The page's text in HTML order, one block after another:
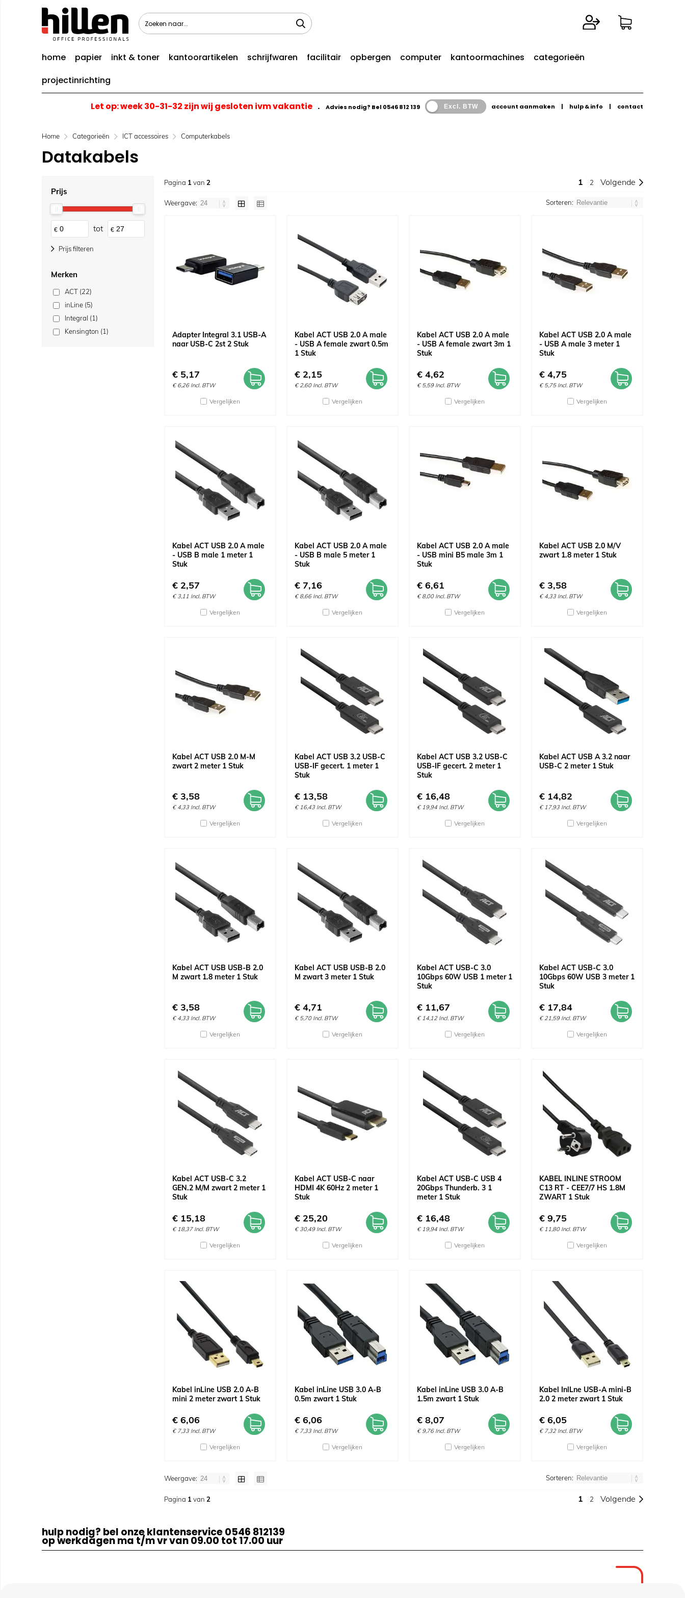
home papier inkt & toner kantoorartikelen schrijfwaren facilitair opbergen computer kantoormachines
categorieën
projectinrichting
Let op: week 30-31-32 zijn wij gesloten ivm vakantie . Advies nodig? Bel 0546 812 139 Excl. BTW account aanmaken | hulp & info | contact
Home Categorieën ICT accessoires Computerkabels
Datakabels
Prijs
€ tot €
Prijs filteren
Merken
ACT (22)
inLine (5)
Integral (1)
Kensington (1)
Pagina 1 van 2 1 2 Volgende
Weergave: Sorteren:
Adapter Integral 3.1 USB-A
naar USB-C 2st 2 Stuk
€ 5,17
€ 6,26 Incl. BTW
Vergelijken
Kabel ACT USB 2.0 A male
- USB A female zwart 0.5m
1 Stuk
€ 2,15
€ 2,60 Incl. BTW
Vergelijken
Kabel ACT USB 2.0 A male
- USB A female zwart 3m 1
Stuk
€ 4,62
€ 5,59 Incl. BTW
Vergelijken
Kabel ACT USB 2.0 A male
- USB A male 3 meter 1
Stuk
€ 4,75
€ 5,75 Incl. BTW
Vergelijken
Kabel ACT USB 2.0 A male
- USB B male 1 meter 1
Stuk
€ 2,57
€ 3,11 Incl. BTW
Vergelijken
Kabel ACT USB 2.0 A male
- USB B male 5 meter 1
Stuk
€ 7,16
€ 8,66 Incl. BTW
Vergelijken
Kabel ACT USB 2.0 A male
- USB mini B5 male 3m 1
Stuk
€ 6,61
€ 8,00 Incl. BTW
Vergelijken
Kabel ACT USB 2.0 M/V
zwart 1.8 meter 1 Stuk
€ 3,58
€ 4,33 Incl. BTW
Vergelijken
Kabel ACT USB 2.0 M-M
zwart 2 meter 1 Stuk
€ 3,58
€ 4,33 Incl. BTW
Vergelijken
Kabel ACT USB 3.2 USB-C
USB-IF gecert. 1 meter 1
Stuk
€ 13,58
€ 16,43 Incl. BTW
Vergelijken
Kabel ACT USB 3.2 USB-C
USB-IF gecert. 2 meter 1
Stuk
€ 16,48
€ 19,94 Incl. BTW
Vergelijken
Kabel ACT USB A 3.2 naar
USB-C 2 meter 1 Stuk
€ 14,82
€ 17,93 Incl. BTW
Vergelijken
Kabel ACT USB USB-B 2.0
M zwart 1.8 meter 1 Stuk
€ 3,58
€ 4,33 Incl. BTW
Vergelijken
Kabel ACT USB USB-B 2.0
M zwart 3 meter 1 Stuk
€ 4,71
€ 5,70 Incl. BTW
Vergelijken
Kabel ACT USB-C 3.0
10Gbps 60W USB 1 meter 1
Stuk
€ 11,67
€ 14,12 Incl. BTW
Vergelijken
Kabel ACT USB-C 3.0
10Gbps 60W USB 3 meter 1
Stuk
€ 17,84
€ 21,59 Incl. BTW
Vergelijken
Kabel ACT USB-C 3.2
GEN.2 M/M zwart 2 meter 1
Stuk
€ 15,18
€ 18,37 Incl. BTW
Vergelijken
Kabel ACT USB-C naar
HDMI 4K 60Hz 2 meter 1
Stuk
€ 25,20
€ 30,49 Incl. BTW
Vergelijken
Kabel ACT USB-C USB 4
20Gbps Thunderb. 3 1
meter 1 Stuk
€ 16,48
€ 19,94 Incl. BTW
Vergelijken
KABEL INLINE STROOM
C13 RT - CEE7/7 HS 1.8M
ZWART 1 Stuk
€ 9,75
€ 11,80 Incl. BTW
Vergelijken
Kabel inLine USB 2.0 A-B
mini 2 meter zwart 1 Stuk
€ 6,06
€ 7,33 Incl. BTW
Vergelijken
Kabel inLine USB 3.0 A-B
0.5m zwart 1 Stuk
€ 6,06
€ 7,33 Incl. BTW
Vergelijken
Kabel inLine USB 3.0 A-B
1.5m zwart 1 Stuk
€ 8,07
€ 9,76 Incl. BTW
Vergelijken
Kabel InlLne USB-A mini-B
2.0 2 meter zwart 1 Stuk
€ 6,05
€ 7,32 Incl. BTW
Vergelijken
Weergave: Sorteren:
Pagina 1 van 2 1 2 Volgende
hulp nodig? bel onze klantenservice 0546 812139
op werkdagen ma t/m vr van 09.00 tot 17.00 uur